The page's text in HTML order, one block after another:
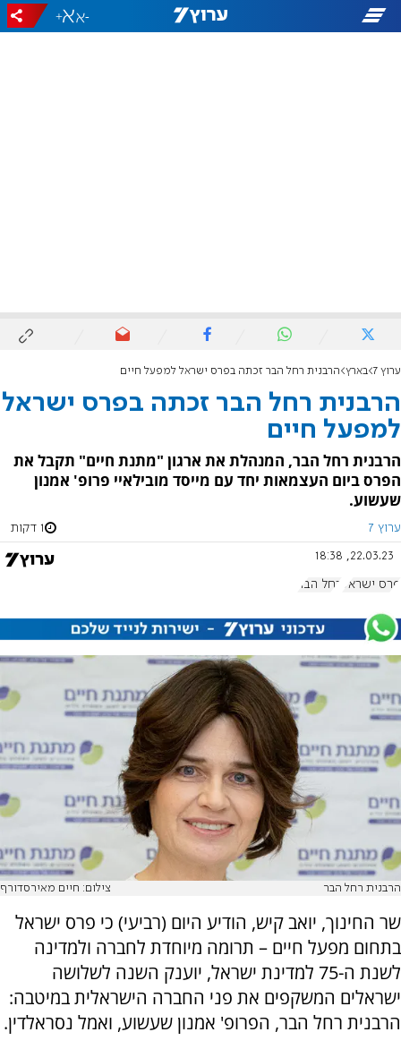
-
+
ערוץ 7 בארץ הרבנית רחל הבר זכתה בפרס ישראל למפעל חיים
הרבנית רחל הבר זכתה בפרס ישראל
למפעל חיים
הרבנית רחל הבר, המנהלת את ארגון "מתנת חיים" תקבל את
הפרס ביום העצמאות יחד עם מייסד מובילאיי פרופ' אמנון
שעשוע.
ערוץ 7 1 דקות
22.03.23, 18:38
פרס ישראל רחל הבר
הרבנית רחל הבר צילום: חיים מאירסדורף
שר החינוך, יואב קיש, הודיע היום (רביעי) כי פרס ישראל
בתחום מפעל חיים – תרומה מיוחדת לחברה ולמדינה
לשנת ה-75 למדינת ישראל, יוענק השנה לשלושה
ישראלים המשקפים את פני החברה הישראלית במיטבה:
הרבנית רחל הבר, הפרופ' אמנון שעשוע, ואמל נסראלדין.